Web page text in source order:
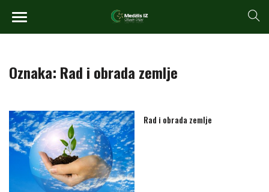
Oznaka: Rad i obrada zemlje
Rad i obrada zemlje